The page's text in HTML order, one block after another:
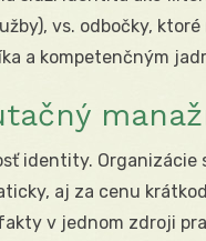
vs. odbočky,
a kompetenčným
identity. Organizácie
aj za cenu
v jednom zdroji